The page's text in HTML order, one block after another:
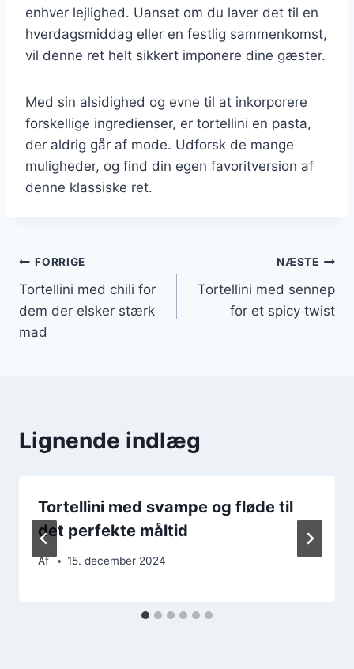
enhver lejlighed. Uanset om du laver det til en
hverdagsmiddag eller en festlig sammenkomst,
vil denne ret helt sikkert imponere dine gæster.
Med sin alsidighed og evne til at inkorporere
forskellige ingredienser, er tortellini en pasta,
der aldrig går af mode. Udforsk de mange
muligheder, og find din egen favoritversion af
denne klassiske ret.
Indlægsnavigation
FORRIGE
Tortellini med chili for
dem der elsker stærk
mad
NÆSTE
Tortellini med sennep
for et spicy twist
Lignende indlæg
Tortellini med svampe og fløde til
det perfekte måltid
Af 15. december 2024